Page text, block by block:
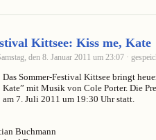
Kittsee: Kiss me, Kate
den 8. Januar 2011 um 23:07 ·
Das Sommer-Festival Kittsee bringt
Kate” mit Musik von Cole Porter. Die
am 7. Juli 2011 um 19:30 Uhr statt.
Buchmann